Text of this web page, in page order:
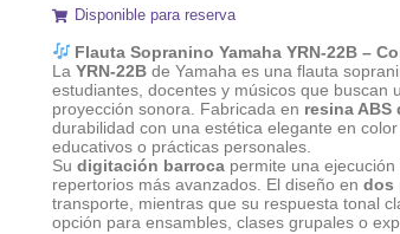
Disponible para reserva
Flauta Sopranino Yamaha YRN-22B –
LaYRN-22B de Yamaha es una flauta
estudiantes, docentes y músicos que buscan
proyección sonora. Fabricada en resina ABS
durabilidad con una estética elegante en
educativos o prácticas personales.
Sudigitación barroca permite una
repertorios más avanzados. El diseño endos
transporte, mientras que su respuesta tonal
opción para ensambles, clases grupales o